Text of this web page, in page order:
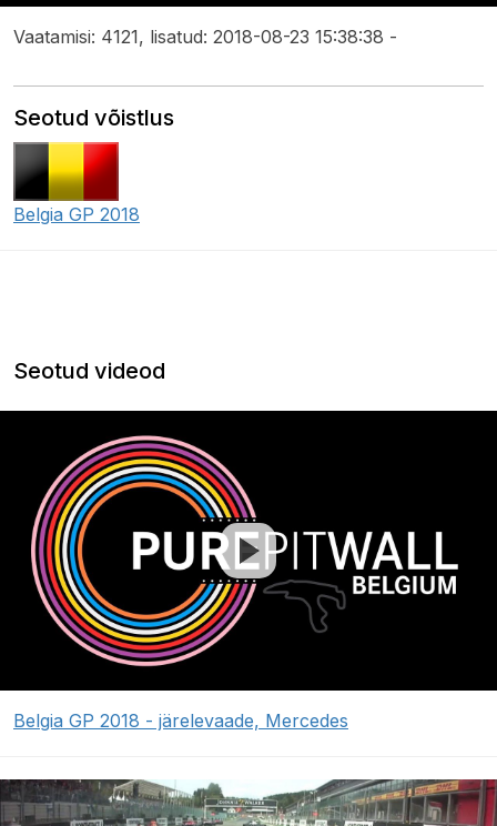
Vaatamisi: 4121, lisatud: 2018-08-23 15:38:38 -
Seotud võistlus
Belgia GP 2018
Seotud videod
Belgia GP 2018 - järelevaade, Mercedes